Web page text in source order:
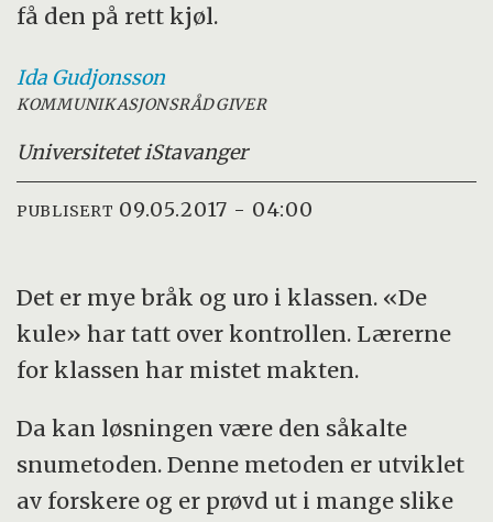
få den på rett kjøl.
Ida Gudjonsson
KOMMUNIKASJONSRÅDGIVER
Universitetet iStavanger
PUBLISERT 09.05.2017 - 04:00
Det er mye bråk og uro i klassen. «De
kule» har tatt over kontrollen. Lærerne
for klassen har mistet makten.
Da kan løsningen være den såkalte
snumetoden. Denne metoden er utviklet
av forskere og er prøvd ut i mange slike